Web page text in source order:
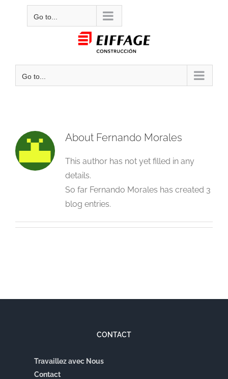
Go to...
Go to...
About Fernando Morales
This author has not yet filled in any
details.
So far Fernando Morales has created 3
blog entries.
CONTACT
Travaillez avec Nous
Contact